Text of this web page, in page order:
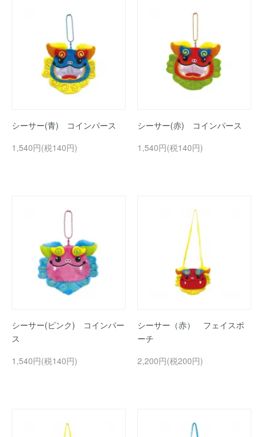
シーサー(青) コインパース
1,540円(税140円)
シーサー(赤) コインパース
1,540円(税140円)
シーサー(ピンク) コインパー
ス
1,540円(税140円)
シーサー（赤） フェイスポ
ーチ
2,200円(税200円)